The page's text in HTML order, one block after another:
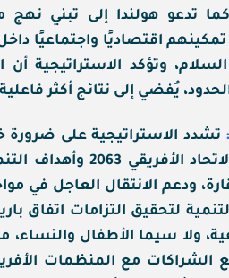
تدعو هولندا إلى تبني نهج
تمكينهم اقتصاديًا واجتماعيًا
السلام، وتؤكد الاستراتيجية
يُفضي إلى نتائج أكثر
تشدد الاستراتيجية على ضرورة
بالتوازي مع تنفيذ
ودعم الانتقال العاجل في
لتحقيق التزامات
ولا سيما الأطفال والنساء،
الشراكات مع المنظمات